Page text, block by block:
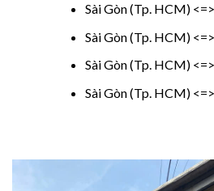
Sài Gòn (Tp. HCM)
Sài Gòn (Tp. HCM)
Sài Gòn (Tp. HCM)
Sài Gòn (Tp. HCM)